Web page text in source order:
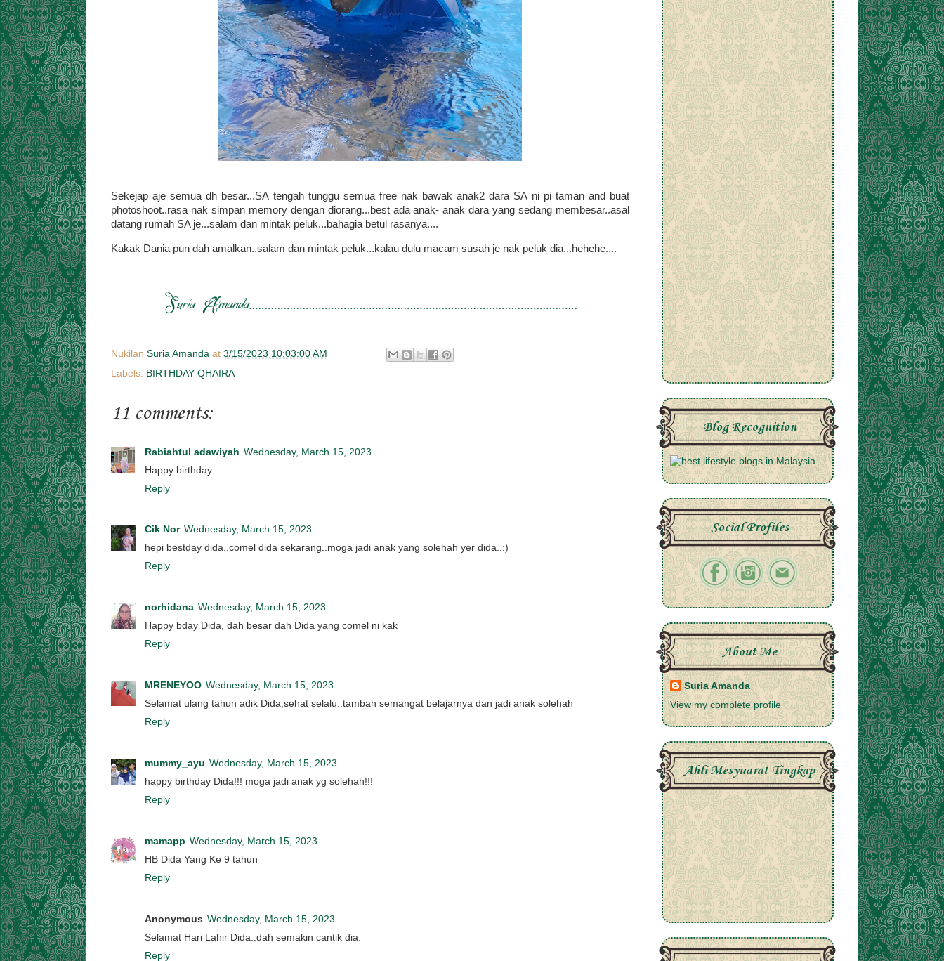
Sekejap aje semua dh besar...SA tengah tunggu semua free nak bawak anak2 dara SA ni pi taman and buat
photoshoot..rasa nak simpan memory dengan diorang...best ada anak- anak dara yang sedang membesar..asal
datang rumah SA je...salam dan mintak peluk...bahagia betul rasanya....
Kakak Dania pun dah amalkan..salam dan mintak peluk...kalau dulu macam susah je nak peluk dia...hehehe....
Nukilan Suria Amanda at 3/15/2023 10:03:00 AM
Labels: BIRTHDAY QHAIRA
11 comments:
Rabiahtul adawiyah Wednesday, March 15, 2023
Happy birthday
Reply
Cik Nor Wednesday, March 15, 2023
hepi bestday dida..comel dida sekarang..moga jadi anak yang solehah yer dida..:)
Reply
norhidana Wednesday, March 15, 2023
Happy bday Dida, dah besar dah Dida yang comel ni kak
Reply
MRENEYOO Wednesday, March 15, 2023
Selamat ulang tahun adik Dida,sehat selalu..tambah semangat belajarnya dan jadi anak solehah
Reply
mummy_ayu Wednesday, March 15, 2023
happy birthday Dida!!! moga jadi anak yg solehah!!!
Reply
mamapp Wednesday, March 15, 2023
HB Dida Yang Ke 9 tahun
Reply
Anonymous Wednesday, March 15, 2023
Selamat Hari Lahir Dida..dah semakin cantik dia.
Reply
Blog Recognition
Social Profiles
About Me
Suria Amanda
View my complete profile
Ahli Mesyuarat Tingkap